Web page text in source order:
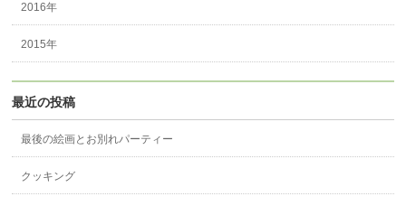
2016年
2015年
最近の投稿
最後の絵画とお別れパーティー
クッキング